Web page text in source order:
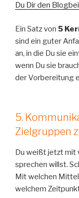
Du Dir den
Ein Satz von 5
sind ein guter
an, in die Du sie
wenn Du sie
der Vorbereitung
5.
Zielgruppen
Du weißt jetzt mit
sprechen willst.
Mit welchen
welchem